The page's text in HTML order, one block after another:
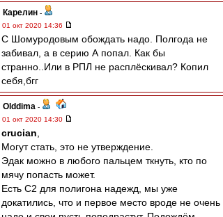
Карелин -
01 окт 2020 14:36
С Шомуродовым обождать надо. Полгода не
забивал, а в серию А попал. Как бы
странно..Или в РПЛ не расплёскивал? Копил
себя,бгг
Olddima -
01 окт 2020 14:30
crucian
Могут стать, это не утверждение.
Эдак можно в любого пальцем ткнуть, кто по
мячу попасть может.
Есть С2 для полигона надежд, мы уже
докатились, что и первое место вроде не очень